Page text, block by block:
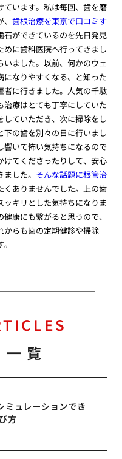
ています。私は毎回、歯を磨
、歯根治療を東京で口コミす
石ができているのを先日発見
めに歯科医院へ行ってきまし
ました。以前、何かのウェ
なりやすくなる、と知った
者に行きました。人気の千駄
療はとても丁寧にしていた
ていただき、次に掃除をし
の歯を別々の日に行いまし
いて怖い気持ちになるので
けてくださったりして、安心
した。 そんな話題に根管治
くありませんでした。上の歯
キリとした気持ちになりま
康にも繋がると思うので、
からも歯の定期健診や掃除
覧
ミュレーションでき
方